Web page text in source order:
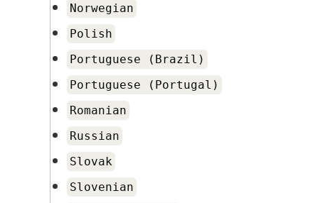
Norwegian
Polish
Portuguese (Brazil)
Portuguese (Portugal)
Romanian
Russian
Slovak
Slovenian